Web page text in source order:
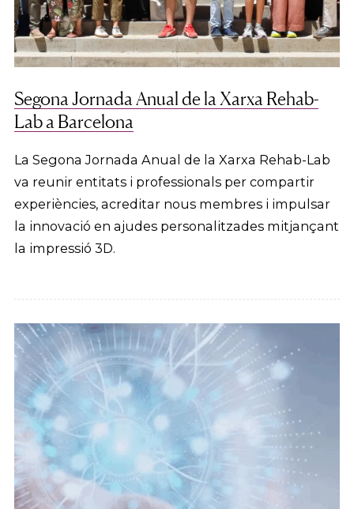
Segona Jornada Anual de la Xarxa Rehab-
Lab a Barcelona
La Segona Jornada Anual de la Xarxa Rehab-Lab
va reunir entitats i professionals per compartir
experiències, acreditar nous membres i impulsar
la innovació en ajudes personalitzades mitjançant
la impressió 3D.